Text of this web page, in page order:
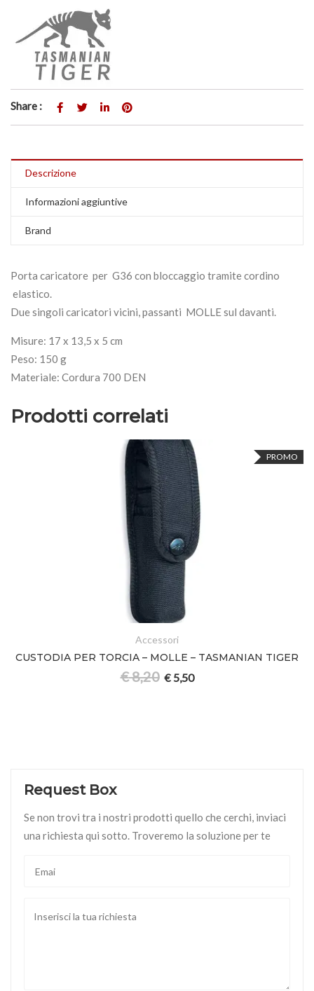
Share :
Descrizione
Informazioni aggiuntive
Brand
Porta caricatore per G36 con bloccaggio tramite cordino
elastico.
Due singoli caricatori vicini, passanti MOLLE sul davanti.
Misure: 17 x 13,5 x 5 cm
Peso: 150 g
Materiale: Cordura 700 DEN
Prodotti correlati
PROMO
Accessori
CUSTODIA PER TORCIA – MOLLE – TASMANIAN TIGER
€8,20 €5,50
Request Box
Se non trovi tra i nostri prodotti quello che cerchi, inviaci
una richiesta qui sotto. Troveremo la soluzione per te